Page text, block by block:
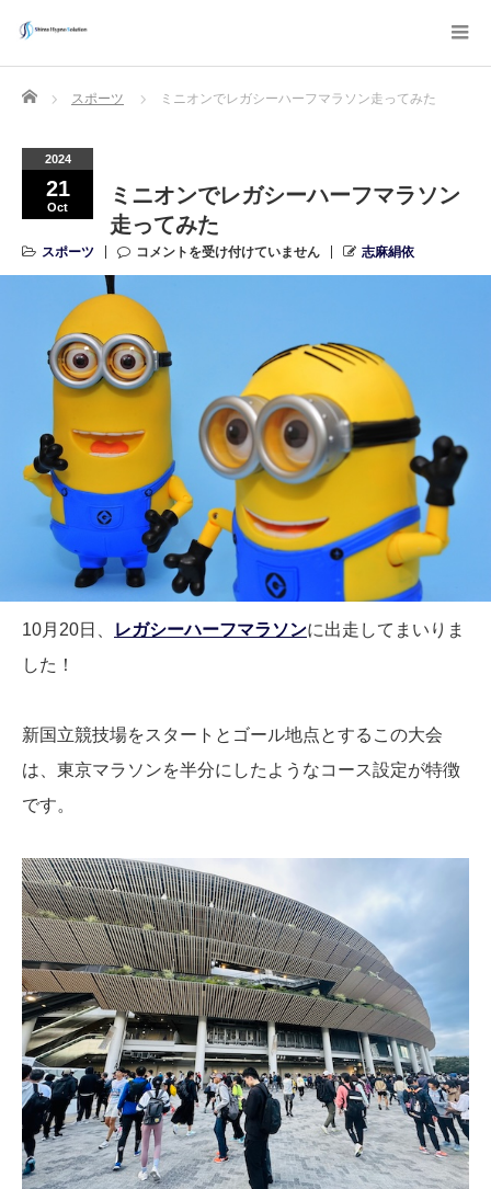
Home スポーツ ミニオンでレガシーハーフマラソン走ってみた
2024
21
Oct
ミニオンでレガシーハーフマラソン
走ってみた
スポーツ コメントを受け付けていません 志麻絹依
10月20日、 レガシーハーフマラソンに出走してまいりま
した！
新国立競技場をスタートとゴール地点とするこの大会
は、東京マラソンを半分にしたようなコース設定が特徴
です。